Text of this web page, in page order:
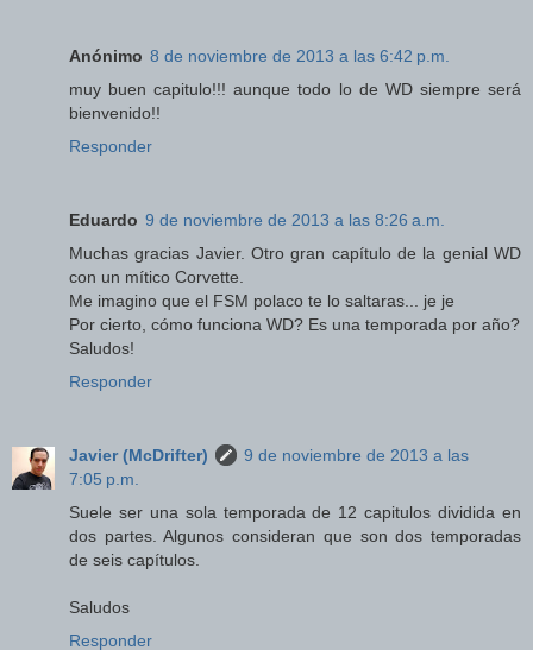
Anónimo 8 de noviembre de 2013 a las 6:42 p.m.
muy buen capitulo!!! aunque todo lo de WD siempre será
bienvenido!!
Responder
Eduardo 9 de noviembre de 2013 a las 8:26 a.m.
Muchas gracias Javier. Otro gran capítulo de la genial WD
con un mítico Corvette.
Me imagino que el FSM polaco te lo saltaras... je je
Por cierto, cómo funciona WD? Es una temporada por año?
Saludos!
Responder
Javier (McDrifter)
9 de noviembre de 2013 a las
7:05 p.m.
Suele ser una sola temporada de 12 capitulos dividida en
dos partes. Algunos consideran que son dos temporadas
de seis capítulos.
Saludos
Responder